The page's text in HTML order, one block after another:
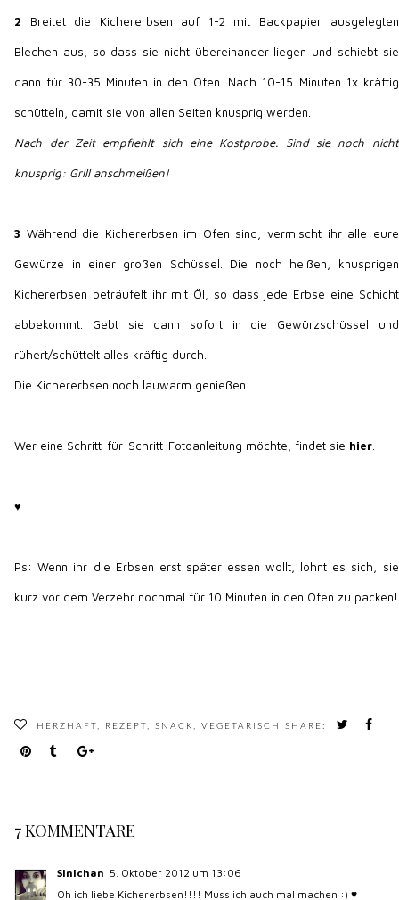
2 Breitet die Kichererbsen auf 1-2 mit Backpapier ausgelegten
Blechen aus, so dass sie nicht übereinander liegen und schiebt sie
dann für 30-35 Minuten in den Ofen. Nach 10-15 Minuten 1x kräftig
schütteln, damit sie von allen Seiten knusprig werden.
Nach der Zeit empfiehlt sich eine Kostprobe. Sind sie noch nicht
knusprig: Grill anschmeißen!
3 Während die Kichererbsen im Ofen sind, vermischt ihr alle eure
Gewürze in einer großen Schüssel. Die noch heißen, knusprigen
Kichererbsen beträufelt ihr mit Öl, so dass jede Erbse eine Schicht
abbekommt. Gebt sie dann sofort in die Gewürzschüssel und
rühert/schüttelt alles kräftig durch.
Die Kichererbsen noch lauwarm genießen!
Wer eine Schritt-für-Schritt-Fotoanleitung möchte, findet sie hier.
♥
Ps: Wenn ihr die Erbsen erst später essen wollt, lohnt es sich, sie
kurz vor dem Verzehr nochmal für 10 Minuten in den Ofen zu packen!
HERZHAFT, REZEPT, SNACK, VEGETARISCH SHARE:
7 KOMMENTARE
Sinichan 5. Oktober 2012 um 13:06
Oh ich liebe Kichererbsen!!!! Muss ich auch mal machen :) ♥